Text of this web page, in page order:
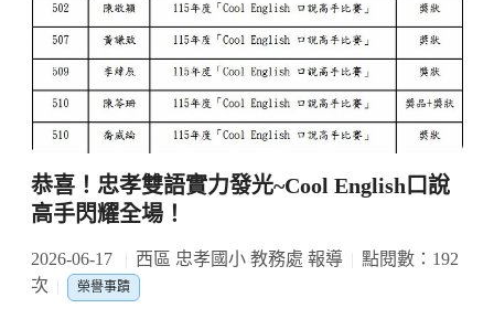
恭喜！忠孝雙語實力發光~Cool English口說
高手閃耀全場！
2026-06-17 西區 忠孝國小 教務處 報導
點閱數：192
次
榮譽事蹟